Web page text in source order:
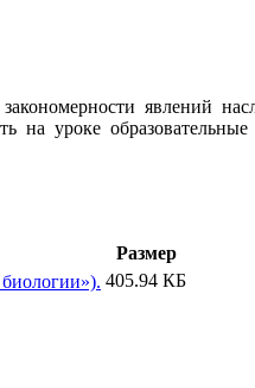
явлений
на уроке
Размер
405.94 КБ